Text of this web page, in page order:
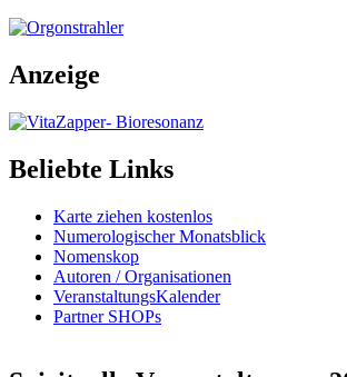
Anzeige
Beliebte Links
Karte ziehen kostenlos
Numerologischer Monatsblick
Nomenskop
Autoren / Organisationen
VeranstaltungsKalender
Partner SHOPs